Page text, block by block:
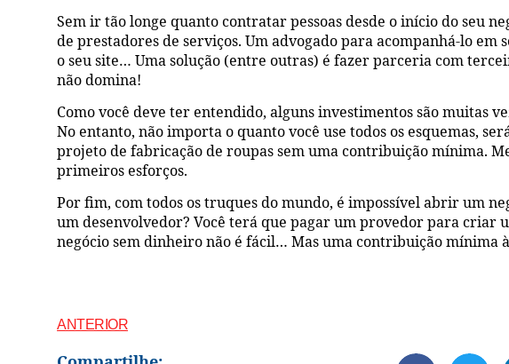
Sem ir tão longe quanto contratar pessoas desde o início do seu
de prestadores de serviços. Um advogado para acompanhá-lo em
o seu site… Uma solução (entre outras) é fazer parceria com
não domina!
Como você deve ter entendido, alguns investimentos são muitas
No entanto, não importa o quanto você use todos os esquemas,
projeto de fabricação de roupas sem uma contribuição mínima.
primeiros esforços.
Por fim, com todos os truques do mundo, é impossível abrir um
um desenvolvedor? Você terá que pagar um provedor para criar
negócio sem dinheiro não é fácil… Mas uma contribuição mínima
ANTERIOR